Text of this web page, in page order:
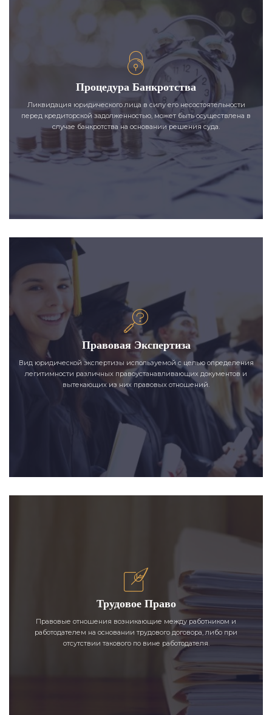
Процедура Банкротства
Ликвидация юридического лица в силу его несостоятельности
перед кредиторской задолженностью, может быть осуществлена в
случае банкротства на основании решения суда.
Правовая Экспертиза
Вид юридической экспертизы используемой с целью определения
легитимности различных правоустанавливающих документов и
вытекающих из них правовых отношений.
Трудовое Право
Правовые отношения возникающие между работником и
работодателем на основании трудового договора, либо при
отсутствии такового по вине работодателя.